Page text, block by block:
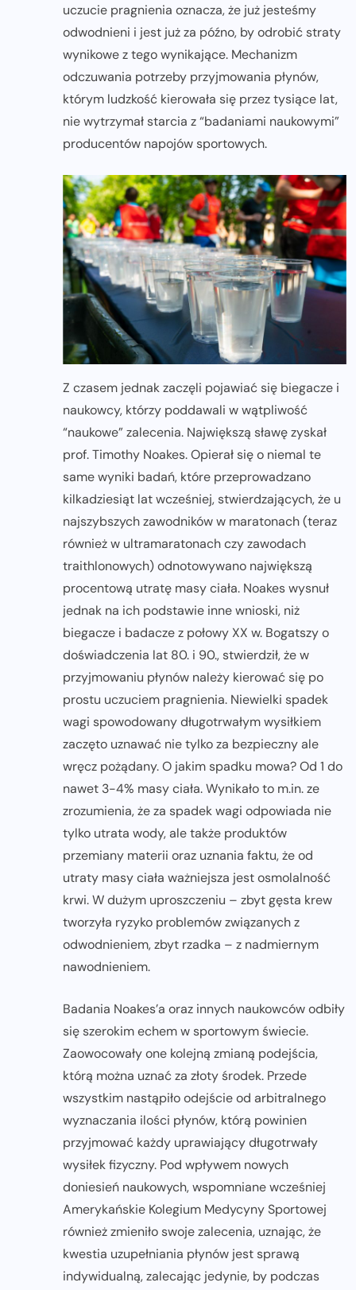
uczucie pragnienia oznacza, że już jesteśmy
odwodnieni i jest już za późno, by odrobić straty
wynikowe z tego wynikające. Mechanizm
odczuwania potrzeby przyjmowania płynów,
którym ludzkość kierowała się przez tysiące lat,
nie wytrzymał starcia z “badaniami naukowymi”
producentów napojów sportowych.
Z czasem jednak zaczęli pojawiać się biegacze i
naukowcy, którzy poddawali w wątpliwość
“naukowe” zalecenia. Największą sławę zyskał
prof. Timothy Noakes. Opierał się o niemal te
same wyniki badań, które przeprowadzano
kilkadziesiąt lat wcześniej, stwierdzających, że u
najszybszych zawodników w maratonach (teraz
również w ultramaratonach czy zawodach
traithlonowych) odnotowywano największą
procentową utratę masy ciała. Noakes wysnuł
jednak na ich podstawie inne wnioski, niż
biegacze i badacze z połowy XX w. Bogatszy o
doświadczenia lat 80. i 90., stwierdził, że w
przyjmowaniu płynów należy kierować się po
prostu uczuciem pragnienia. Niewielki spadek
wagi spowodowany długotrwałym wysiłkiem
zaczęto uznawać nie tylko za bezpieczny ale
wręcz pożądany. O jakim spadku mowa? Od 1 do
nawet 3-4% masy ciała. Wynikało to m.in. ze
zrozumienia, że za spadek wagi odpowiada nie
tylko utrata wody, ale także produktów
przemiany materii oraz uznania faktu, że od
utraty masy ciała ważniejsza jest osmolalność
krwi. W dużym uproszczeniu – zbyt gęsta krew
tworzyła ryzyko problemów związanych z
odwodnieniem, zbyt rzadka – z nadmiernym
nawodnieniem.
Badania Noakes’a oraz innych naukowców odbiły
się szerokim echem w sportowym świecie.
Zaowocowały one kolejną zmianą podejścia,
którą można uznać za złoty środek. Przede
wszystkim nastąpiło odejście od arbitralnego
wyznaczania ilości płynów, którą powinien
przyjmować każdy uprawiający długotrwały
wysiłek fizyczny. Pod wpływem nowych
doniesień naukowych, wspomniane wcześniej
Amerykańskie Kolegium Medycyny Sportowej
również zmieniło swoje zalecenia, uznając, że
kwestia uzupełniania płynów jest sprawą
indywidualną, zalecając jedynie, by podczas